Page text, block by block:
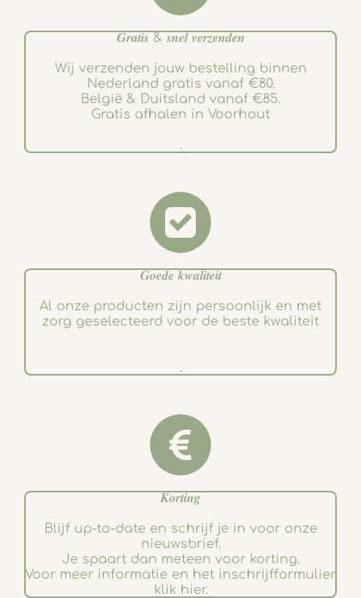
𝑮𝒓𝒂𝒕𝒊𝒔 & 𝒔𝒏𝒆𝒍 𝒗𝒆𝒓𝒛𝒆𝒏𝒅𝒆𝒏
Wij verzenden jouw bestelling binnen
Nederland gratis vanaf €80.
België & Duitsland vanaf €85.
Gratis afhalen in Voorhout
.
𝑮𝒐𝒆𝒅𝒆 𝒌𝒘𝒂𝒍𝒊𝒕𝒆𝒊𝒕
Al onze producten zijn persoonlijk en met
zorg geselecteerd voor de beste kwaliteit
.
𝑲𝒐𝒓𝒕𝒊𝒏𝒈
Blijf up-to-date en schrijf je in voor onze
nieuwsbrief.
Je spaart dan meteen voor korting.
Voor meer informatie en het inschrijfformulier
klik hier.